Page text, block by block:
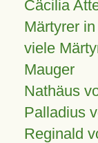
Cäcilia
Märtyrer
viele
Mauger
Nathäus
Palladius
Reginald